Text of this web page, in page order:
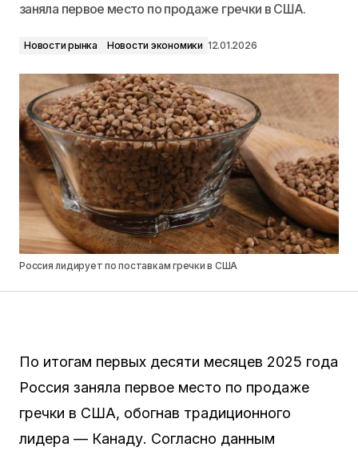
заняла первое место по продаже гречки в США.
Новости рынка Новости экономики 12.01.2026
Россия лидирует по поставкам гречки в США
По итогам первых десяти месяцев 2025 года
Россия заняла первое место по продаже
гречки в США, обогнав традиционного
лидера — Канаду. Согласно данным